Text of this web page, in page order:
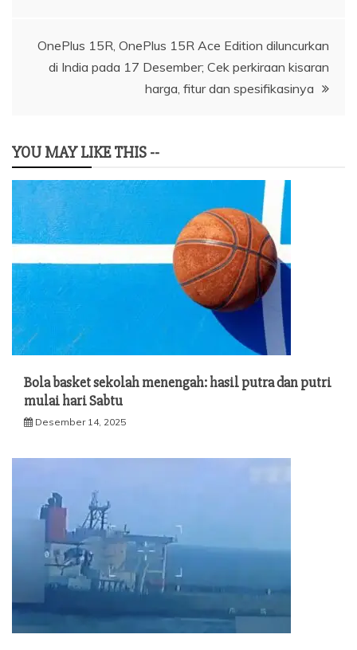
OnePlus 15R, OnePlus 15R Ace Edition diluncurkan
di India pada 17 Desember; Cek perkiraan kisaran
harga, fitur dan spesifikasinya
YOU MAY LIKE THIS --
Bola basket sekolah menengah: hasil putra dan putri
mulai hari Sabtu
Desember 14, 2025